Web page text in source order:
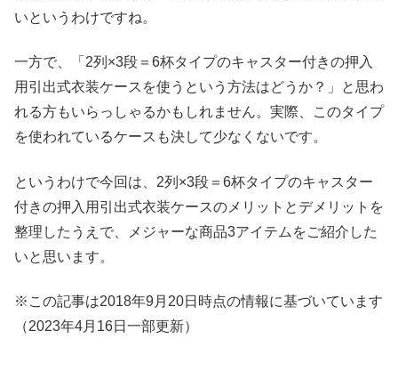
いというわけですね。
一方で、「2列×3段＝6杯タイプのキャスター付きの押入
用引出式衣装ケースを使うという方法はどうか？」と思わ
れる方もいらっしゃるかもしれません。実際、このタイプ
を使われているケースも決して少なくないです。
というわけで今回は、2列×3段＝6杯タイプのキャスター
付きの押入用引出式衣装ケースのメリットとデメリットを
整理したうえで、メジャーな商品3アイテムをご紹介した
いと思います。
※この記事は2018年9月20日時点の情報に基づいています
（2023年4月16日一部更新）